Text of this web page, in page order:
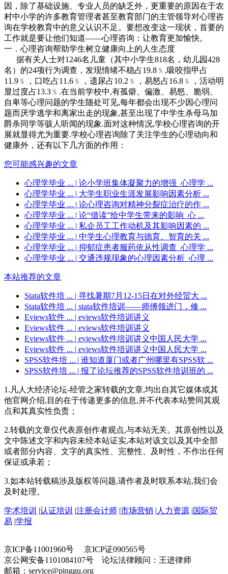
因，除了基础设施、专业人员的缺乏外，更重要的原因在于农
村中小学的许多教育管理者甚至教育部门的主管领导对心理咨
询在学校教育中的意义认识不足。要想改变这一现状，首要的
工作就是要让他们知道——心理咨询：让教育更加愉快。
一．心理咨询帮助学生树立健康向上的人生态度
据有关人士对1246名儿童（其中小学生818名，幼儿园428
名）的24项行为调查，发现情绪不稳占19.8﹪,吸咬指甲占
11.9﹪，口吃占11.6﹪，遗尿占10.2﹪，易怒占16.8﹪，活动明
显过度占13.3﹪.在当前学校中,有孤僻、偏激、易怒、脆弱、
自卑等心理问题的学生随处可见,每年都会出现不少因心理问
题而厌学逃学和离家出走的现象,甚至出现了中学生杀母马加
爵杀同学等骇人听闻的现象.面对这种情况,学校心理咨询的开
展就显得尤为重要.学校心理咨询除了关注学生的心理动向和
健康外，还有以下几方面的作用：
您可能感兴趣的文章
心理学毕业 ... | 论小学班集体凝聚力的增强_心理学 ...
心理学毕业 ... | 大学生职业生涯发展影响因素分析 ...
心理学毕业 ... | 论心理咨询对精神分裂症治疗的作 ...
心理学毕业 ... | 论“借读”给中学生带来的影响_心 ...
心理学毕业 ... | 私企员工工作动机及其影响因素的 ...
心理学毕业 ... | 中学生心理教育与德育、智育的关 ...
心理学毕业 ... | 抑郁症患者服药依从性调查_心理学 ...
心理学毕业 ... | 交通违规现象的心理因素分析_心理 ...
本站推荐的文章
Stata软件培 ... | 寻找暑期7月12-15日在对外经贸大 ...
Stata软件培 ... | stata软件培训——师傅领进门，修 ...
Eviews软件 ... | eviews软件培训讲义
Eviews软件 ... | eviews软件培训讲义
Eviews软件 ... | eviews软件培训讲义中国人民大学 ...
Eviews软件 ... | eviews软件培训讲义中国人民大学 ...
SPSS软件培 ... | 谁知道厦门或者广州哪里有SPSS软 ...
SPSS软件培 ... | 报了论坛推荐的SPSS软件培训班的 ...
1.凡人大经济论坛-经管之家转载的文章,均出自其它媒体或其
他官网介绍,目的在于传递更多的信息,并不代表本站赞同其观
点和其真实性负责；
2.转载的文章仅代表原创作者观点,与本站无关。其原创性以及
文中陈述文字和内容未经本站证实,本站对该文以及其中全部
或者部分内容、文字的真实性、完整性、及时性，不作出任何
保证或承若；
3.如本站转载稿涉及版权等问题,请作者及时联系本站,我们会
及时处理。
学术培训 |认证培训 |注册会计师 |市场营销 | 人力资源 |国际贸
易 |学报
京ICP备11001960号 京ICP证090565号
京公网安备1101084107号 论坛法律顾问：王进律师
邮箱：service@pinggu.org